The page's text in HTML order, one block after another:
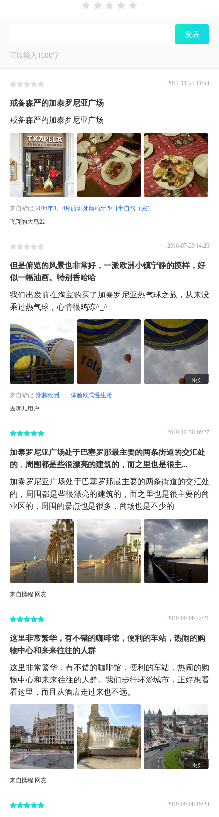
    
发表
可以输入1000字
2017-11-27 11:54
戒备森严的加泰罗尼亚广场
戒备森严的加泰罗尼亚广场
来自游记 2016年3、4月西班牙葡萄牙20日半自驾（完）
飞翔的大鸟22
2016-07-29 14:26
但是俯览的风景也非常好，一派欧洲小镇宁静的摸样，好
似一幅油画。特别香哈哈
我们出发前在淘宝购买了加泰罗尼亚热气球之旅，从来没
乘过热气球，心情很鸡冻^_^
9张
来自游记 穿越欧洲——体验欧式慢生活
去哪儿用户
2019-12-30 16:27
加泰罗尼亚广场处于巴塞罗那最主要的两条街道的交汇处
的，周围都是些很漂亮的建筑的，而之里也是很主...
加泰罗尼亚广场处于巴塞罗那最主要的两条街道的交汇处
的，周围都是些很漂亮的建筑的，而之里也是很主要的商
业区的，周围的景点也是很多，商场也是不少的
来自携程 网友
2019-09-06 22:21
这里非常繁华，有不错的咖啡馆，便利的车站，热闹的购
物中心和来来往往的人群
这里非常繁华，有不错的咖啡馆，便利的车站，热闹的购
物中心和来来往往的人群。我们步行环游城市，正好想看
看这里，而且从酒店走过来也不远。
4张
来自携程 网友
2019-09-06 19:23